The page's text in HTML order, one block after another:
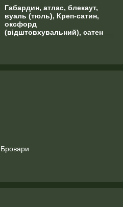
Габардин, атлас, блекаут,
вуаль (тюль), Креп-сатин,
оксфорд
(відштовхувальний), сатен